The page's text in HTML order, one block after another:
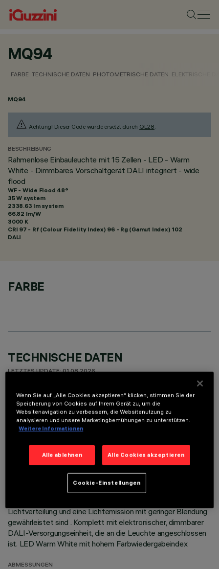
MQ94
FARBE TECHNISCHE DATEN PHOTOMETRISCHE DATEN ELEKTRISCHE
MQ94
Achtung! Dieser Code wurde ersetzt durch QL28.
BESCHREIBUNG
Rahmenlose Einbauleuchte mit 15 Zellen - LED - Warm
White - Dimmbares Vorschaltgerät DALI integriert - wide
flood
WF - Wide Flood 48°
35 W system
2338.63 lm system
66.82 lm/W
3000 K
CRI 97 - Rf (Colour Fidelity Index) 96 - Rg (Gamut Index) 102
DALI
FARBE
TECHNISCHE DATEN
LETZTES UPDATE: 01.08.2026
BESCHREIBUNG
Miniaturisierte, rechteckige Einbauleuchte mit 15 optischen
Elementen mit LED-Lampen - feste Optiken - wide flood-
Aluminiumdruckguss; minimale Version (rahmenlos) für die
bündig mit der Decke abschließende Montage.
Hochauflösungsoptiken aus metallisiertem Thermoplast, in
zurückgesetzter Position in den schwarzen Blendschutz
integriert; das optische System ist so strukturiert, dass kein
Lichtverteilung und eine Lichtemission mit geringer Blendung
gewährleistet sind . Komplett mit elektronischer, dimmbarer
DALI-Versorgungseinheit, die an die Leuchte angeschlossen
ist. LED Warm White mit hohem Farbwiedergabeindex
ABMESSUNGEN
Wenn Sie auf „Alle Cookies akzeptieren“ klicken, stimmen Sie der
Speicherung von Cookies auf Ihrem Gerät zu, um die
Websitenavigation zu verbessern, die Websitenutzung zu
analysieren und unsere Marketingbemühungen zu unterstützen.
Weitere Informationen
Alle ablehnen Alle Cookies akzeptieren
Cookie-Einstellungen